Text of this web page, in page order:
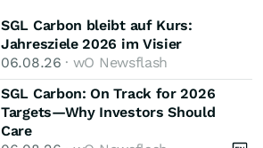
SGL Carbon bleibt auf Kurs:
Jahresziele 2026 im Visier
06.08.26 · wO Newsflash
SGL Carbon: On Track for 2026
Targets—Why Investors Should
Care